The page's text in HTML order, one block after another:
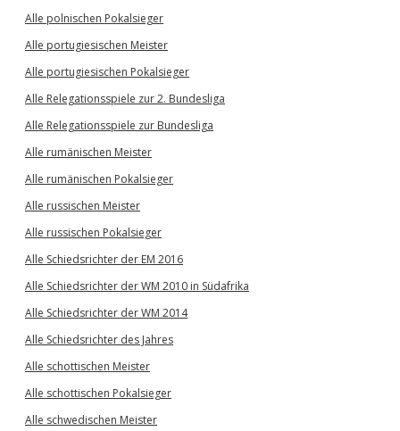
Alle polnischen Pokalsieger
Alle portugiesischen Meister
Alle portugiesischen Pokalsieger
Alle Relegationsspiele zur 2. Bundesliga
Alle Relegationsspiele zur Bundesliga
Alle rumänischen Meister
Alle rumänischen Pokalsieger
Alle russischen Meister
Alle russischen Pokalsieger
Alle Schiedsrichter der EM 2016
Alle Schiedsrichter der WM 2010 in Südafrika
Alle Schiedsrichter der WM 2014
Alle Schiedsrichter des Jahres
Alle schottischen Meister
Alle schottischen Pokalsieger
Alle schwedischen Meister